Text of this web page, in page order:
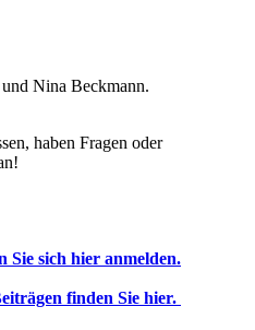
und Nina Beckmann.
haben Fragen oder
Sie sich hier anmelden.
finden Sie hier.